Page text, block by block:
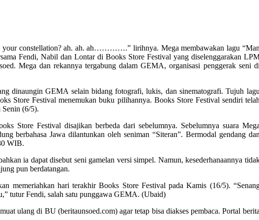
your constellation? ah. ah. ah………….” lirihnya. Mega membawakan lagu “Man
Fendi, Nabil dan Lontar di Books Store Festival yang diselenggarakan
Mega dan rekannya tergabung dalam GEMA, organisasi penggerak seni di
dinaungin GEMA selain bidang fotografi, lukis, dan sinematografi. Tujuh lagu
Store Festival menemukan buku pilihannya. Books Store Festival sendiri telah
Senin (6/5).
Store Festival disajikan berbeda dari sebelumnya. Sebelumnya suara Mega
berbahasa Jawa dilantunkan oleh seniman “Siteran”. Bermodal gendang dan
WIB.
ia dapat disebut seni gamelan versi simpel. Namun, kesederhanaannya
pun berdatangan.
memeriahkan hari terakhir Books Store Festival pada Kamis (16/5).
tutur Fendi, salah satu punggawa GEMA. (Ubaid)
ulang di BU (beritaunsoed.com) agar tetap bisa diakses pembaca. Portal berita